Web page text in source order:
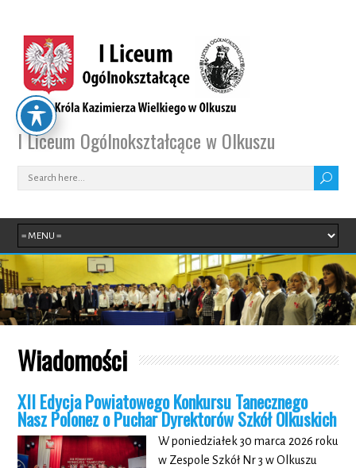
I Liceum Ogólnokształcące w Olkuszu
Wiadomości
XII Edycja Powiatowego Konkursu Tanecznego
Nasz Polonez o Puchar Dyrektorów Szkół Olkuskich
W poniedziałek 30 marca 2026 roku
w Zespole Szkół Nr 3 w Olkuszu